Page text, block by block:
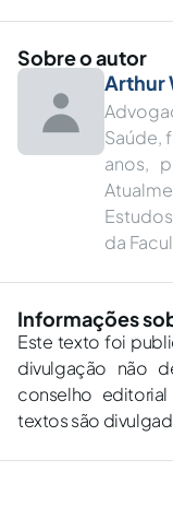
Sobre o autor
Arthur
Saúde,
anos,
da
Informações
Este texto foi
divulgação não
conselho
textos são